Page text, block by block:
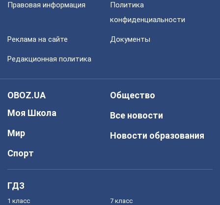
Правовая информация
Политика
конфиденциальности
Реклама на сайте Документы
Редакционная политика
OBOZ.UA
Моя Школа
Мир
Спорт
Общество
Все новости
Новости образования
ГДЗ
1 класс 7 класс